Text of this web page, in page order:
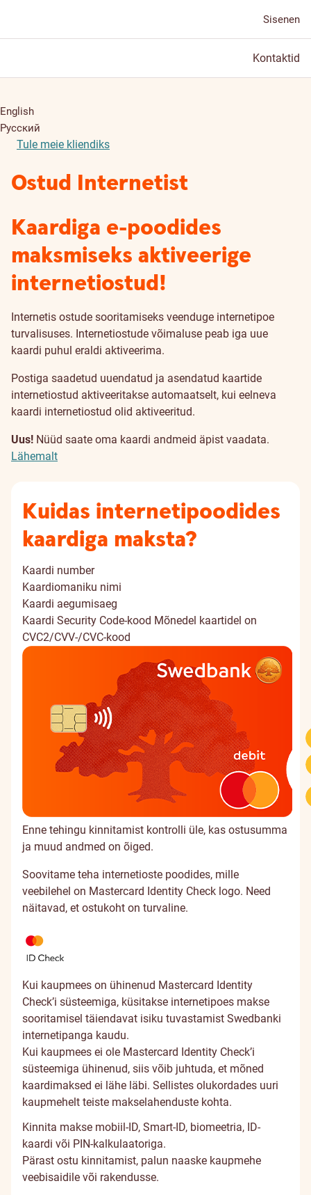
Sisenen
Kontaktid
English
Русский
Tule meie kliendiks
Ostud Internetist
Kaardiga e-poodides
maksmiseks aktiveerige
internetiostud!
Internetis ostude sooritamiseks veenduge internetipoe
turvalisuses. Internetiostude võimaluse peab iga uue
kaardi puhul eraldi aktiveerima.
Postiga saadetud uuendatud ja asendatud kaartide
internetiostud aktiveeritakse automaatselt, kui eelneva
kaardi internetiostud olid aktiveeritud.
Uus! Nüüd saate oma kaardi andmeid äpist vaadata.
Lähemalt
Kuidas internetipoodides
kaardiga maksta?
Kaardi number
Kaardiomaniku nimi
Kaardi aegumisaeg
Kaardi Security Code-kood Mõnedel kaartidel on
CVC2/CVV-/CVC-kood
Enne tehingu kinnitamist kontrolli üle, kas ostusumma
ja muud andmed on õiged.
Soovitame teha internetioste poodides, mille
veebilehel on Mastercard Identity Check logo. Need
näitavad, et ostukoht on turvaline.
Kui kaupmees on ühinenud Mastercard Identity
Check’i süsteemiga, küsitakse internetipoes makse
sooritamisel täiendavat isiku tuvastamist Swedbanki
internetipanga kaudu.
Kui kaupmees ei ole Mastercard Identity Check’i
süsteemiga ühinenud, siis võib juhtuda, et mõned
kaardimaksed ei lähe läbi. Sellistes olukordades uuri
kaupmehelt teiste makselahenduste kohta.
Kinnita makse mobiil-ID, Smart-ID, biomeetria, ID-
kaardi või PIN-kalkulaatoriga.
Pärast ostu kinnitamist, palun naaske kaupmehe
veebisaidile või rakendusse.